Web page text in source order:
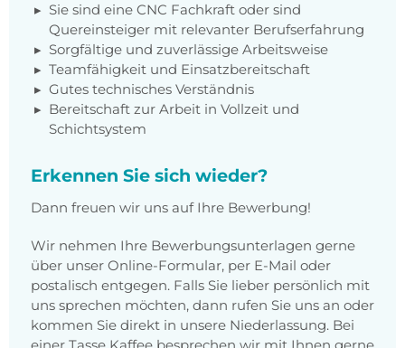
Sie sind eine CNC Fachkraft oder sind
Quereinsteiger mit relevanter Berufserfahrung
Sorgfältige und zuverlässige Arbeitsweise
Teamfähigkeit und Einsatzbereitschaft
Gutes technisches Verständnis
Bereitschaft zur Arbeit in Vollzeit und
Schichtsystem
Erkennen Sie sich wieder?
Dann freuen wir uns auf Ihre Bewerbung!
Wir nehmen Ihre Bewerbungsunterlagen gerne
über unser Online-Formular, per E-Mail oder
postalisch entgegen. Falls Sie lieber persönlich mit
uns sprechen möchten, dann rufen Sie uns an oder
kommen Sie direkt in unsere Niederlassung. Bei